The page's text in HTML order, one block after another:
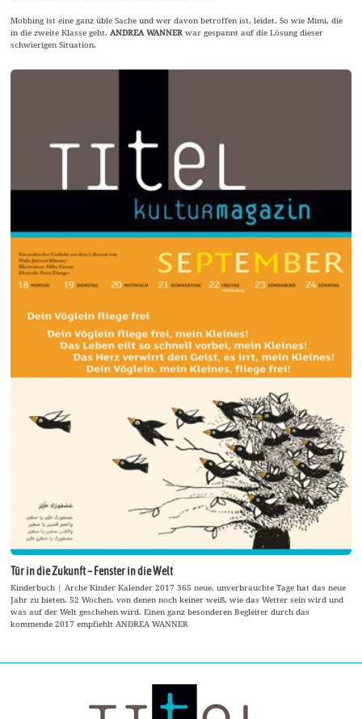
Mobbing ist eine ganz üble Sache und wer davon betroffen ist, leidet. So wie Mimi, die
in die zweite Klasse geht.ANDREA WANNERwar gespannt auf die Lösung dieser
schwierigen Situation.
Tür in die Zukunft – Fenster in die Welt
Kinderbuch | Arche Kinder Kalender 2017 365 neue, unverbrauchte Tage hat das neue
Jahr zu bieten. 52 Wochen, von denen noch keiner weiß, wie das Wetter sein wird und
was auf der Welt geschehen wird. Einen ganz besonderen Begleiter durch das
kommende 2017 empfiehlt ANDREA WANNER